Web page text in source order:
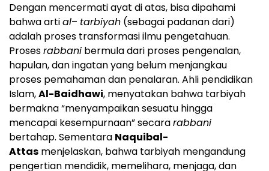
Dengan mencermati ayat di atas, bisa dipahami
bahwa artial– tarbiyah (sebagai padanan dari)
adalah proses transformasi ilmu pengetahuan.
Prosesrabbani bermula dari proses pengenalan,
hapulan, dan ingatan yang belum menjangkau
proses pemahaman dan penalaran. Ahli pendidikan
Islam,Al-Baidhawi, menyatakan bahwa tarbiyah
bermakna “menyampaikan sesuatu hingga
mencapai kesempurnaan” secararabbani
bertahap. Sementara Naquibal-
Attas menjelaskan, bahwa tarbiyah mengandung
pengertian mendidik, memelihara, menjaga, dan